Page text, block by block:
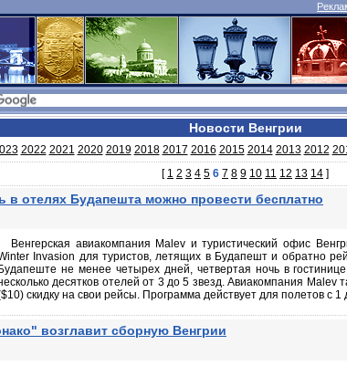
Новости Венгрии
2022 2021 2020 2019 2018 2017 2016 2015 2014 2013 2012
[ 1 2 3 4 5 6 7 8 9 10 11 12 13 14 ]
в отелях Будапешта можно провести бесплатно
Венгерская авиакомпания Malev и туристический офис
Invasion для туристов, летящих в Будапешт и обратно
Будапеште не менее четырех дней, четвертая ночь в
десятков отелей от 3 до 5 звезд. Авиакомпания
скидку на свои рейсы. Программа действует для полетов с
возглавит сборную Венгрии